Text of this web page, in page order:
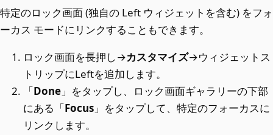
特定のロック画面 (独自の Left ウィジェットを含む) をフォ
ーカス モードにリンクすることもできます。
ロック画面を長押し→カスタマイズ→ウィジェットス
トリップにLeftを追加します。
「Done 」をタップし、ロック画面ギャラリーの下部
にある「Focus 」をタップして、特定のフォーカスに
リンクします。